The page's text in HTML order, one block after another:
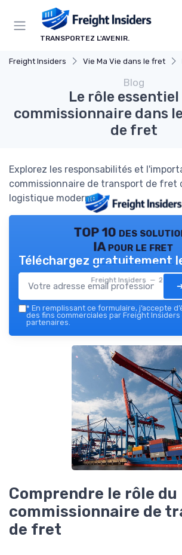
TRANSPORTEZ L'AVENIR.
Freight Insiders Vie Ma Vie dans le fret
Blog
Le rôle essentiel
commissionnaire dans
de fret
Explorez les responsabilités et
commissionnaire de transport de fret
logistique moderne.
TOP 10 des
IA pour le fret
Freight Insiders — 2026
Téléchargez gratuitement
* En remplissant ce formulaire, j’accepte
des fins commerciales par Freight Insiders
partenaires.
Comprendre le rôle du
commissionnaire de
de fret
Panneau de gestion des cookies